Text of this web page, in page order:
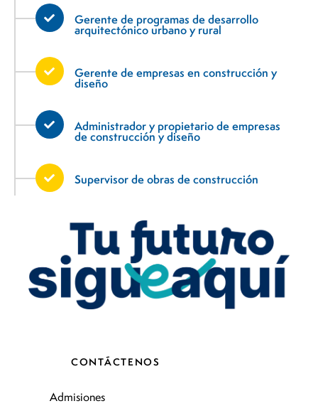
Gerente de programas de desarrollo
arquitectónico urbano y rural
Gerente de empresas en construcción y
diseño
Administrador y propietario de empresas
de construcción y diseño
Supervisor de obras de construcción
CONTÁCTENOS
Admisiones